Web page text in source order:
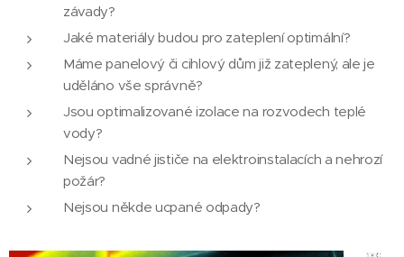
závady?
Jaké materiály budou pro zateplení optimální?
Máme panelový či cihlový dům již zateplený, ale je
uděláno vše správně?
Jsou optimalizované izolace na rozvodech teplé
vody?
Nejsou vadné jističe na elektroinstalacích a nehrozí
požár?
Nejsou někde ucpané odpady?